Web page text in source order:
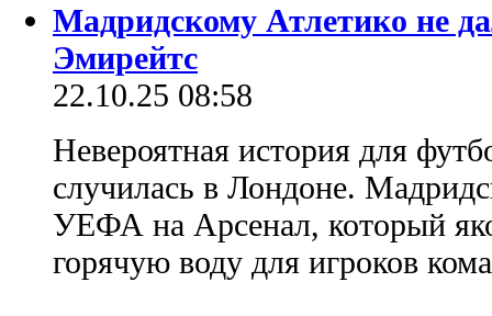
Мадридскому Атлетико не
Эмирейтс
22.10.25 08:58
Невероятная история для
случилась в Лондоне.
УЕФА на Арсенал, который
горячую воду для игроков